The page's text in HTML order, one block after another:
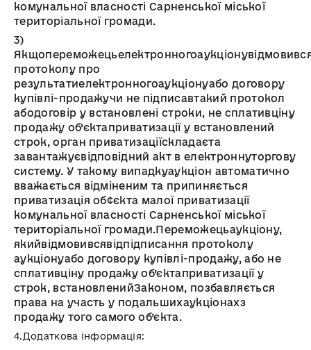
комунальної власностіСарненськоїміської
територіальної громади.
3)
Я кщопереможецьелектронногоаукціону
протоколу про
результатиелектронногоаукціонуабо договору
купівлі-продажучи не підписавтакий протокол
абодоговір у встановлені строки, не сплативціну
продажу об’єктаприватизаціїу встановлений
строк, орган приватизаціїскладаєта
завантажуєвідповідний акт в електроннуторгову
систему. У такому випадкуаукціон автоматично
вважається відміненим та припиняється
приватизація об¢єкта малої приватизації
комунальної власностіСарненськоїміської
територіальної громади.Переможецьаукціону,
якийвідмовивсявідпідписання протоколу
аукціонуабо договору купівлі-продажу,або не
сплативціну продажуоб’єктаприватизаціїу
строк, встановленийЗаконом, позбавляється
права на участь у подальшихаукціонахз
продажу того самогооб’єкта.
4.Додаткова інформація: